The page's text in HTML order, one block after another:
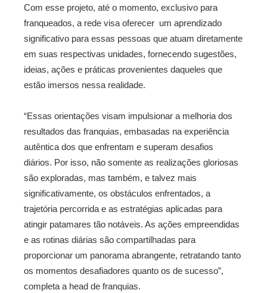
Com esse projeto, até o momento, exclusivo para
franqueados, a rede visa oferecer um aprendizado
significativo para essas pessoas que atuam diretamente
em suas respectivas unidades, fornecendo sugestões,
ideias, ações e práticas provenientes daqueles que
estão imersos nessa realidade.
“Essas orientações visam impulsionar a melhoria dos
resultados das franquias, embasadas na experiência
autêntica dos que enfrentam e superam desafios
diários. Por isso, não somente as realizações gloriosas
são exploradas, mas também, e talvez mais
significativamente, os obstáculos enfrentados, a
trajetória percorrida e as estratégias aplicadas para
atingir patamares tão notáveis. As ações empreendidas
e as rotinas diárias são compartilhadas para
proporcionar um panorama abrangente, retratando tanto
os momentos desafiadores quanto os de sucesso”,
completa a head de franquias.